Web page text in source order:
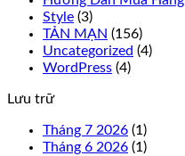
Style (3)
TẢN MẠN (156)
Uncategorized (4)
WordPress (4)
Lưu trữ
Tháng 7 2026 (1)
Tháng 6 2026 (1)